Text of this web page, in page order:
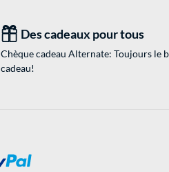
Des cadeaux pour tous
Chèque cadeau Alternate: Toujours le
cadeau!